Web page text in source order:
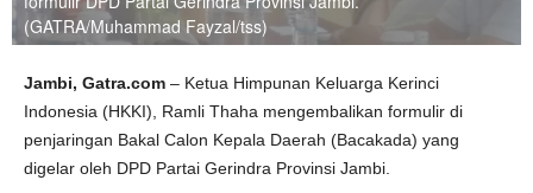
(GATRA/Muhammad Fayzal/tss)
Jambi, Gatra.com – Ketua Himpunan Keluarga Kerinci
Indonesia (HKKI), Ramli Thaha mengembalikan formulir di
penjaringan Bakal Calon Kepala Daerah (Bacakada) yang
digelar oleh DPD Partai Gerindra Provinsi Jambi.